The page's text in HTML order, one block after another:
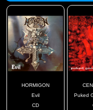
HORMIGON
Evil
CD
Puked